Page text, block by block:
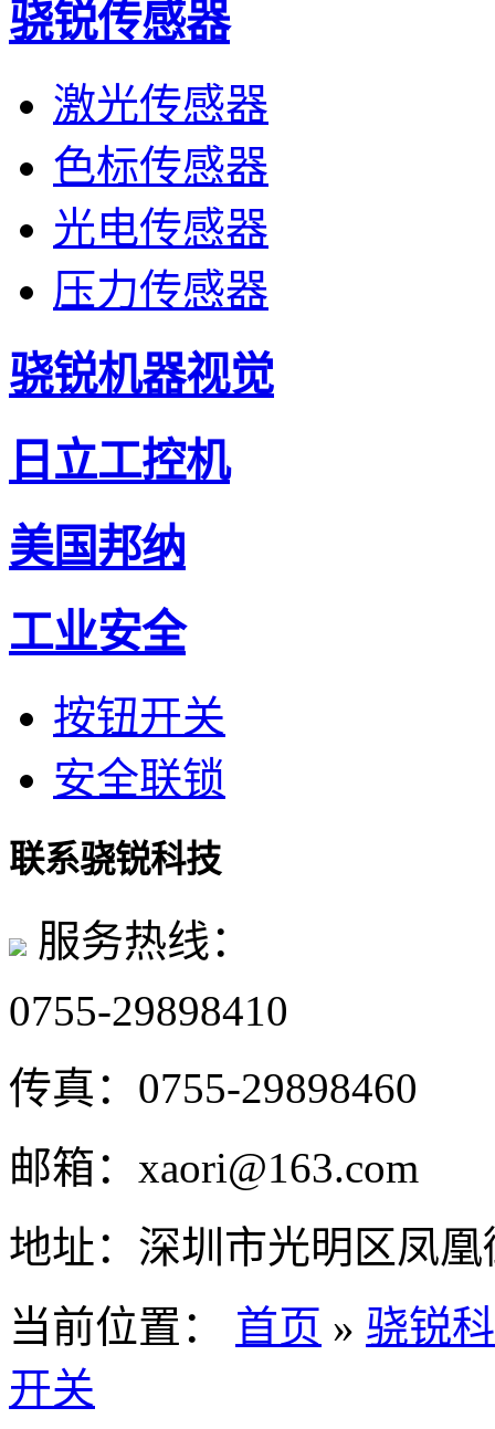
骁锐传感器
激光传感器
色标传感器
光电传感器
压力传感器
骁锐机器视觉
日立工控机
美国邦纳
工业安全
按钮开关
安全联锁
联系骁锐科技
服务热线：
0755-29898410
传真： 0755-29898460
邮箱： xaori@163.com
地址： 深圳市光明区凤
当前位置：
首页 » 骁锐
开关